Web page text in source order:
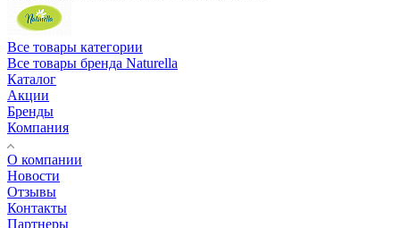
Все товары категории
Все товары бренда Naturella
Каталог
Акции
Бренды
Компания
О компании
Новости
Отзывы
Контакты
Партнеры